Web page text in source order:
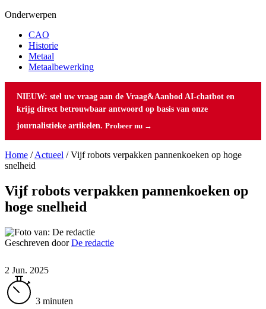
Onderwerpen
CAO
Historie
Metaal
Metaalbewerking
NIEUW: stel uw vraag aan de Vraag&Aanbod AI-chatbot en
krijg direct betrouwbaar antwoord op basis van onze
journalistieke artikelen. Probeer nu →
Home /Actueel /Vijf robots verpakken pannenkoeken op hoge
snelheid
Vijf robots verpakken pannenkoeken op
hoge snelheid
Geschreven doorDe redactie
2 Jun. 2025
3 minuten